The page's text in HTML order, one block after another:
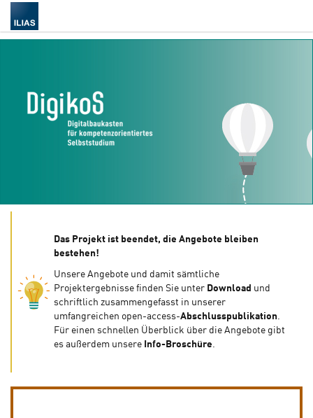
Das Projekt ist beendet, die Angebote bleiben
bestehen!
Unsere Angebote und damit sämtliche
Projektergebnisse finden Sie unter Download und
schriftlich zusammengefasst in unserer
umfangreichen open-access-Abschlusspublikation.
Für einen schnellen Überblick über die Angebote gibt
es außerdem unsere Info-Broschüre.